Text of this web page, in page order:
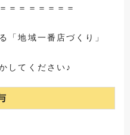
＝＝＝＝＝＝＝
「地域一番店づくり」
してください♪